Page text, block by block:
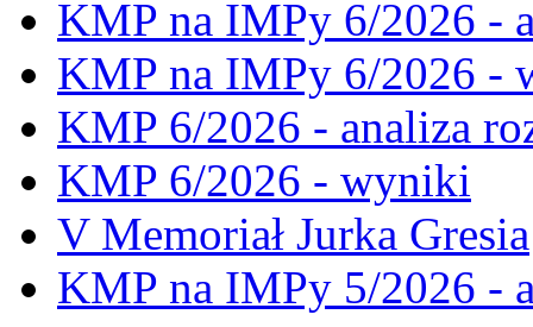
KMP na IMPy 6/2026 -
KMP na IMPy 6/2026 -
KMP 6/2026 - analiza
KMP 6/2026 - wyniki
V Memoriał Jurka Gresia
KMP na IMPy 5/2026 -